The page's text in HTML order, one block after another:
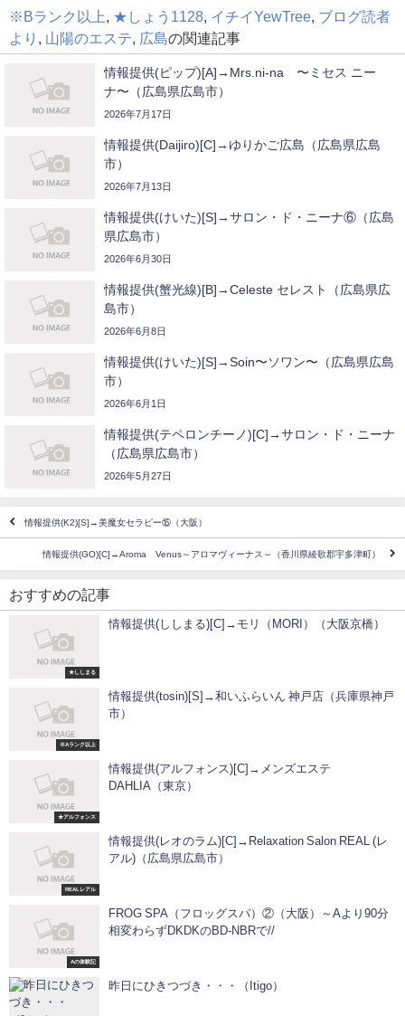
※Bランク以上 ★しょう1128 イチイYewTree ブログ読者
より
山陽のエステ 広島の関連記事
情報提供(ピップ)[A]→Mrs.ni-na 〜ミセス ニー
ナ〜（広島県広島市）
2026年7月17日
情報提供(Daijiro)[C]→ゆりかご広島（広島県広島
市）
2026年7月13日
情報提供(けいた)[S]→サロン・ド・ニーナ⑥（広島
県広島市）
2026年6月30日
情報提供(蟹光線)[B]→Celeste セレスト（広島県広
島市）
2026年6月8日
情報提供(けいた)[S]→Soin〜ソワン〜（広島県広島
市）
2026年6月1日
情報提供(テペロンチーノ)[C]→サロン・ド・ニーナ
（広島県広島市）
2026年5月27日
情報提供(K2)[S]→美魔女セラピー⑮（大阪）
情報提供(GO)[C]→Aroma Venus～アロマヴィーナス～（香川県綾歌郡宇多津町）
おすすめの記事
★ししまる
情報提供(ししまる)[C]→モリ（MORI）（大阪京橋）
※Aランク以上
情報提供(tosin)[S]→和いふらいん 神戸店（兵庫県神戸
市）
★アルフォンス
情報提供(アルフォンス)[C]→メンズエステ
DAHLIA（東京）
REALレアル
情報提供(レオのラム)[C]→Relaxation Salon REAL (レ
アル)（広島県広島市）
Aの体験記
FROG SPA（フロッグスパ）②（大阪）～Aより90分
相変わらずDKDKのBD-NBRで//
昨日にひきつづき・・・（Itigo）